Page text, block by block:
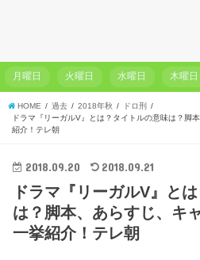
月曜日 火曜日 水曜日 木曜日
HOME 過去 2018年秋
ドロ刑
ドラマ『リーガルV』とは？タイトルの意味は？脚
紹介！テレ朝
2018.09.20 2018.09.21
ドラマ『リーガルV』と
は？脚本、あらすじ、キ
一挙紹介！テレ朝